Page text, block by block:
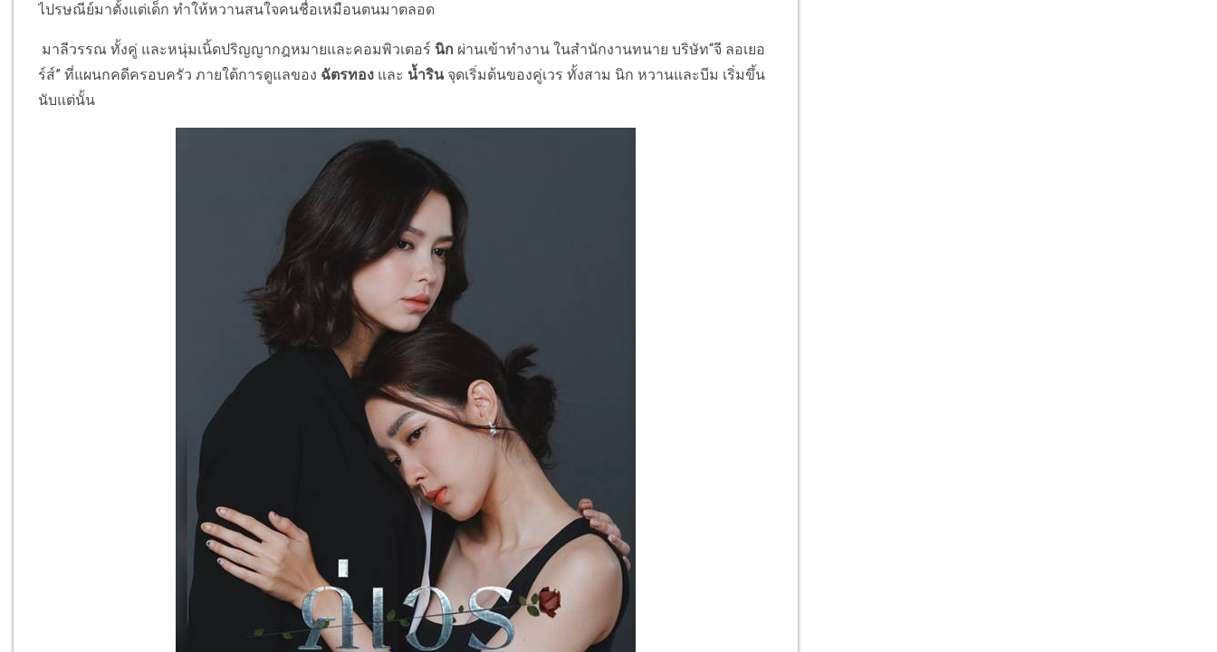
ไปรษณีย์มาตั้งแต่เด็ก ทำให้หวานสนใจคนชื่อเหมือนตนมาตลอด
มาลีวรรณ ทั้งคู่ และหนุ่มเนิ้ดปริญญากฎหมายและคอมพิวเตอร์ นิก ผ่านเข้าทำงาน ในสำนักงานทนาย บริษัท“จี ลอเยอ
ร์ส์” ที่แผนกคดีครอบครัว ภายใต้การดูแลของ ฉัตรทอง และ น้ำริน จุดเริ่มต้นของคู่เวร ทั้งสาม นิก หวานและบีม เริ่มขึ้น
นับแต่นั้น